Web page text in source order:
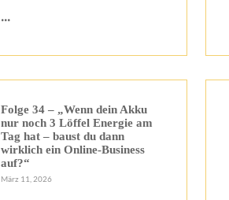
...
Folge 34 – „Wenn dein Akku
nur noch 3 Löffel Energie am
Tag hat – baust du dann
wirklich ein Online-Business
auf?“
März 11, 2026